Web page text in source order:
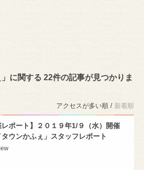
」に関する 22件の記事が見つかりま
アクセスが多い順 / 新着順
レポート】２０１９年1/９（水）開催
タウンかふぇ」スタッフレポート